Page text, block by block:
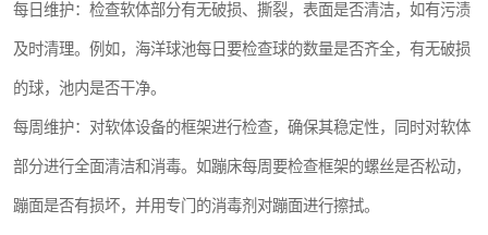
每日维护：检查软体部分有无破损、撕裂，表面是否清洁，如有污渍
及时清理。例如，海洋球池每日要检查球的数量是否齐全，有无破损
的球，池内是否干净。
每周维护：对软体设备的框架进行检查，确保其稳定性，同时对软体
部分进行全面清洁和消毒。如蹦床每周要检查框架的螺丝是否松动，
蹦面是否有损坏，并用专门的消毒剂对蹦面进行擦拭。